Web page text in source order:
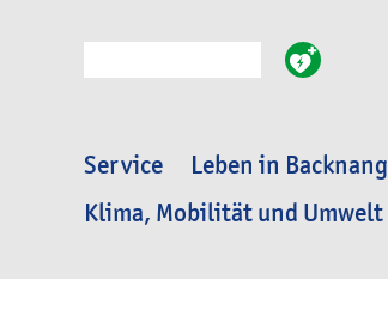
Service Leben in Backnang
Klima, Mobilität und Umwelt